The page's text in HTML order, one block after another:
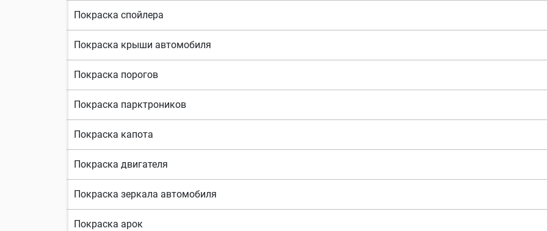
Покраска спойлера
Покраска крыши автомобиля
Покраска порогов
Покраска парктроников
Покраска капота
Покраска двигателя
Покраска зеркала автомобиля
Покраска арок